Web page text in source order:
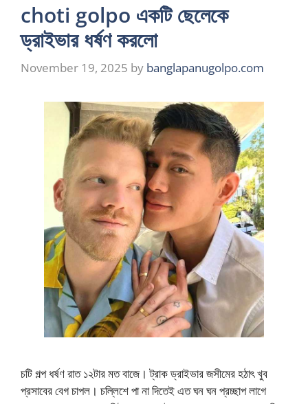
choti golpo একটি ছেলেকে
ড্রাইভার ধর্ষণ করলো
November 19, 2025 by banglapanugolpo.com
চটি গল্প ধর্ষণ রাত ১২টার মত বাজে। ট্রাক ড্রাইভার জসীমের হঠাৎ খুব
প্রসাবের বেগ চাপল। চল্লিশে পা না দিতেই এত ঘন ঘন প্রচ্ছাপ লাগে